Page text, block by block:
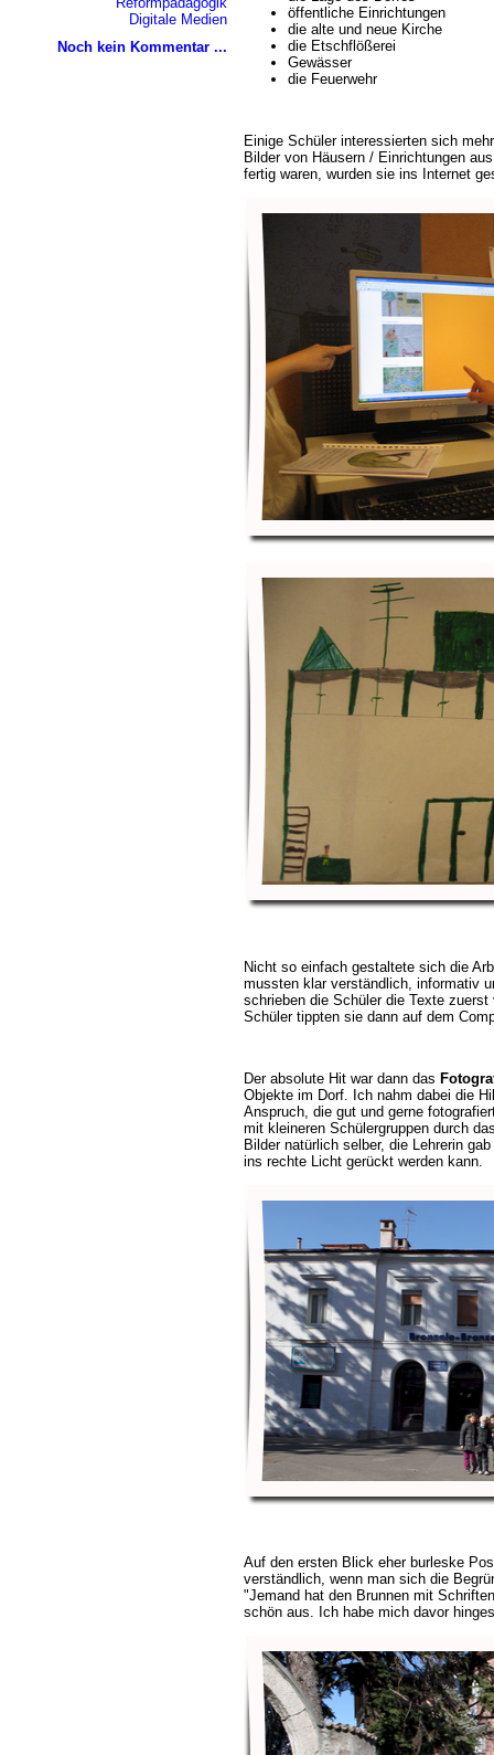
Digitale Medien
Noch kein Kommentar ...
öffentliche Einrichtungen
die alte und neue Kirche
die Etschflößerei
Gewässer
die Feuerwehr
Einige Schüler interessierten sich
Bilder von Häusern / Einrichtungen
fertig waren, wurden sie ins Internet
Nicht so einfach gestaltete sich die
mussten klar verständlich, informativ
schrieben die Schüler die Texte
Schüler tippten sie dann auf dem
Der absolute Hit war dann das
Objekte im Dorf. Ich nahm dabei die
Anspruch, die gut und gerne
mit kleineren Schülergruppen durch
Bilder natürlich selber, die Lehrerin
ins rechte Licht gerückt werden kann.
Auf den ersten Blick eher burleske
verständlich, wenn man sich die
"Jemand hat den Brunnen mit
schön aus. Ich habe mich davor